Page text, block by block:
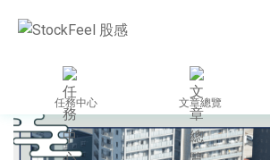
任務中心 文章總覽